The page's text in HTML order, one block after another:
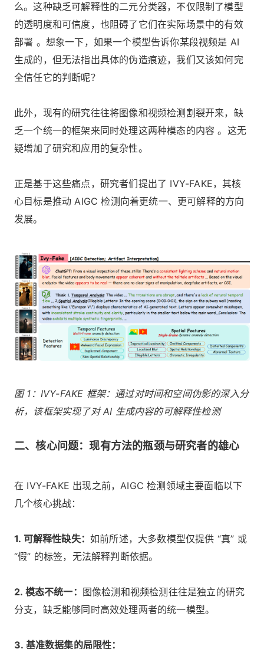
么。这种缺乏可解释性的二元分类器，不仅限制了模型
的透明度和可信度，也阻碍了它们在实际场景中的有效
部署 。想象一下，如果一个模型告诉你某段视频是 AI
生成的，但无法指出具体的伪造痕迹，我们又该如何完
全信任它的判断呢？
此外，现有的研究往往将图像和视频检测割裂开来，缺
乏一个统一的框架来同时处理这两种模态的内容 。这无
疑增加了研究和应用的复杂性。
正是基于这些痛点，研究者们提出了 IVY-FAKE，其核
心目标是推动 AIGC 检测向着更统一、更可解释的方向
发展。
图 1：IVY-FAKE 框架：通过对时间和空间伪影的深入分
析，该框架实现了对 AI 生成内容的可解释性检测
二、核心问题：现有方法的瓶颈与研究者的雄心
在 IVY-FAKE 出现之前，AIGC 检测领域主要面临以下
几个核心挑战：
1. 可解释性缺失： 如前所述，大多数模型仅提供 “真” 或
“假” 的标签，无法解释判断依据。
2. 模态不统一： 图像检测和视频检测往往是独立的研究
分支，缺乏能够同时高效处理两者的统一模型。
3. 基准数据集的局限性：